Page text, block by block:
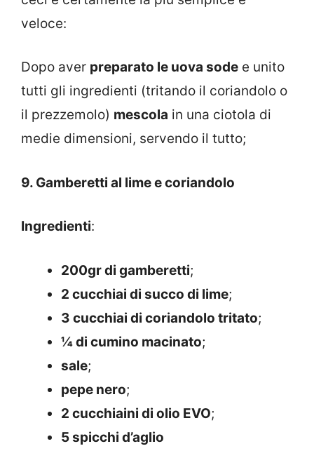
veloce:
Dopo aver preparato le uova sode e unito
tutti gli ingredienti (tritando il coriandolo o
il prezzemolo) mescola in una ciotola di
medie dimensioni, servendo il tutto;
9. Gamberetti al lime e coriandolo
Ingredienti:
200gr di gamberetti;
2 cucchiai di succo di lime;
3 cucchiai di coriandolo tritato;
¼ di cumino macinato;
sale;
pepe nero;
2 cucchiaini di olio EVO;
5 spicchi d’aglio